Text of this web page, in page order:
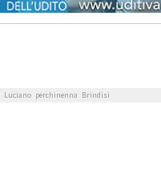
Luciano perchinenna Brindisi